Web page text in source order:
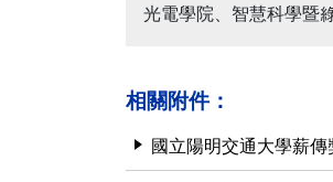
光電學院、智慧科學暨
相關附件：
國立陽明交通大學薪